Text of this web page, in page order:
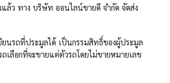
แล้ว ทาง บริษัท ออนไลน์ขายดี จำกัด จัดส่ง
นรถที่ประมูลได้ เป็นกรรมสิทธิ์ของผู้ประมูล
ลือกที่จะขายแต่ตัวรถโดยไม่ขายหมายเลข